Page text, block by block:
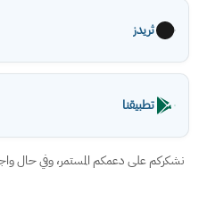
ثريدز
تطبيقنا
نشكركم على دعمكم المستمر، وفي حال